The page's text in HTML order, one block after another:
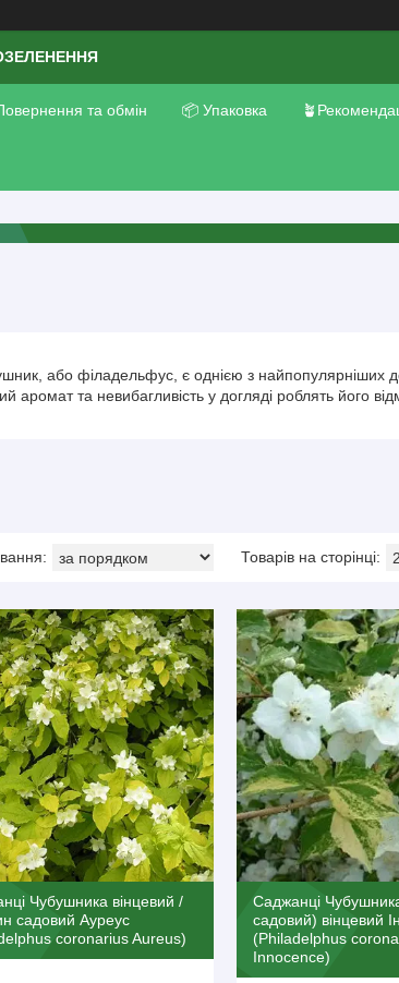
та обмін 📦 Упаковка
або філадельфус, є однією з найпопулярніших
аромат та невибагливість у догляді роблять його
Чубушника вінцевий /
садовий Ауреус
coronarius Aureus)
Саджанці
садовий) вінцевий
(Philadelphus
Innocence)